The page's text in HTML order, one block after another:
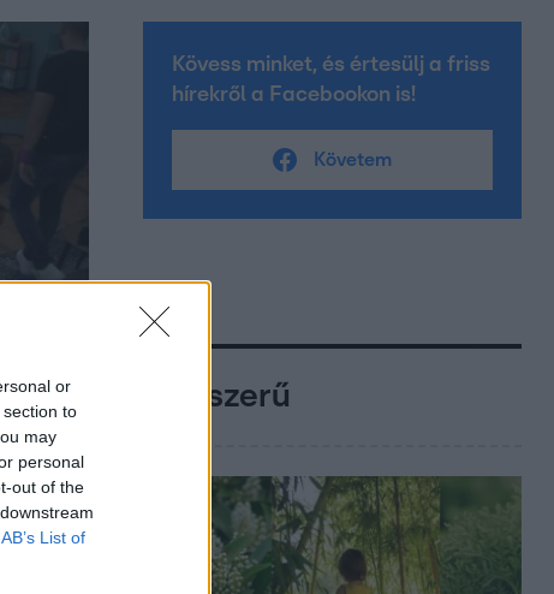
or
to
may
personal
out of the
List of
Kövess minket, és értesülj a friss
hírekről a Facebookon is!
Követem
Népszerű